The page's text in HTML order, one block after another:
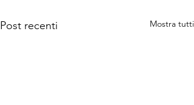
Post recenti Mostra tutti